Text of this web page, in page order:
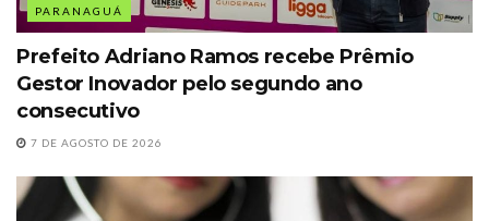
PARANAGUÁ
Prefeito Adriano Ramos recebe Prêmio
Gestor Inovador pelo segundo ano
consecutivo
7 DE AGOSTO DE 2026